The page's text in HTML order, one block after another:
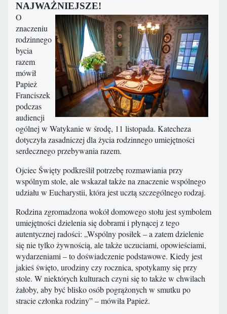
NAJWAŻNIEJSZE!
O
znaczeniu
rodzinnego
bycia
razem
mówił
Papież
Franciszek
podczas
audiencji
ogólnej w Watykanie w środę, 11 listopada. Katecheza
dotyczyła zasadniczej dla życia rodzinnego umiejętności
serdecznego przebywania razem.
Ojciec Święty podkreślił potrzebę rozmawiania przy
wspólnym stole, ale wskazał także na znaczenie wspólnego
udziału w Eucharystii, która jest ucztą szczególnego rodzaj.
Rodzina zgromadzona wokół domowego stołu jest symbolem
umiejętności dzielenia się dobrami i płynącej z tego
autentycznej radości: „Wspólny posiłek – a zatem dzielenie
się nie tylko żywnością, ale także uczuciami, opowieściami,
wydarzeniami – to doświadczenie podstawowe. Kiedy jest
jakieś święto, urodziny czy rocznica, spotykamy się przy
stole. W niektórych kulturach czyni się to także w chwilach
żałoby, aby być blisko osób pogrążonych w smutku po
stracie członka rodziny” – mówiła Papież.